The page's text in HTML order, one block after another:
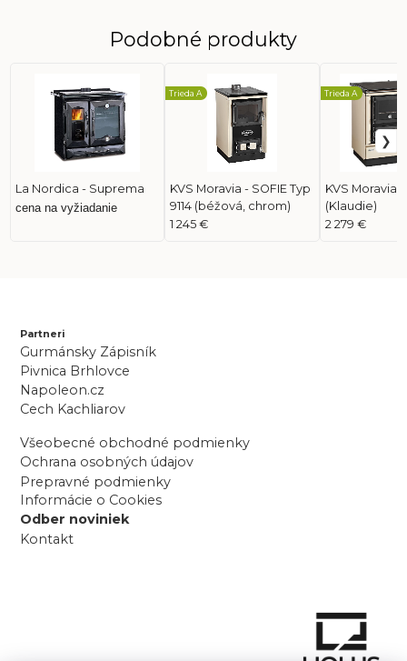
Podobné produkty
La Nordica - Suprema
cena na vyžiadanie
KVS Moravia - SOFIE Typ
9114 (béžová, chrom)
Trieda A
1 245 €
KVS Moravia -
(Klaudie)
Trieda A
2 279 €
Partneri
Gurmánsky Zápisník
Pivnica Brhlovce
Napoleon.cz
Cech Kachliarov
Všeobecné obchodné podmienky
Ochrana osobných údajov
Prepravné podmienky
Informácie o Cookies
Odber noviniek
Kontakt